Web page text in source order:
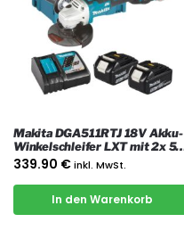
Makita DGA511RTJ 18V Akku-
Winkelschleifer LXT mit 2x 5
Ah Akkus, Ladegerät und Koffer
339.90 €inkl. MwSt.
In den Warenkorb